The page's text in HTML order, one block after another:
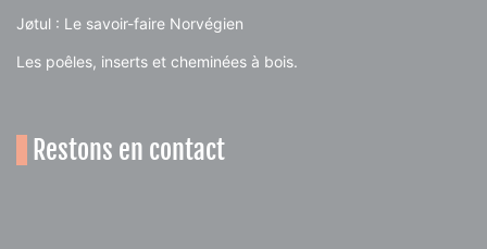
Jøtul : Le savoir-faire Norvégien
Les poêles, inserts et cheminées à bois.
Restons en contact